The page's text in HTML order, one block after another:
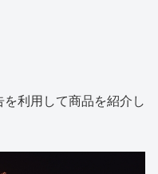
利用して商品を紹介し